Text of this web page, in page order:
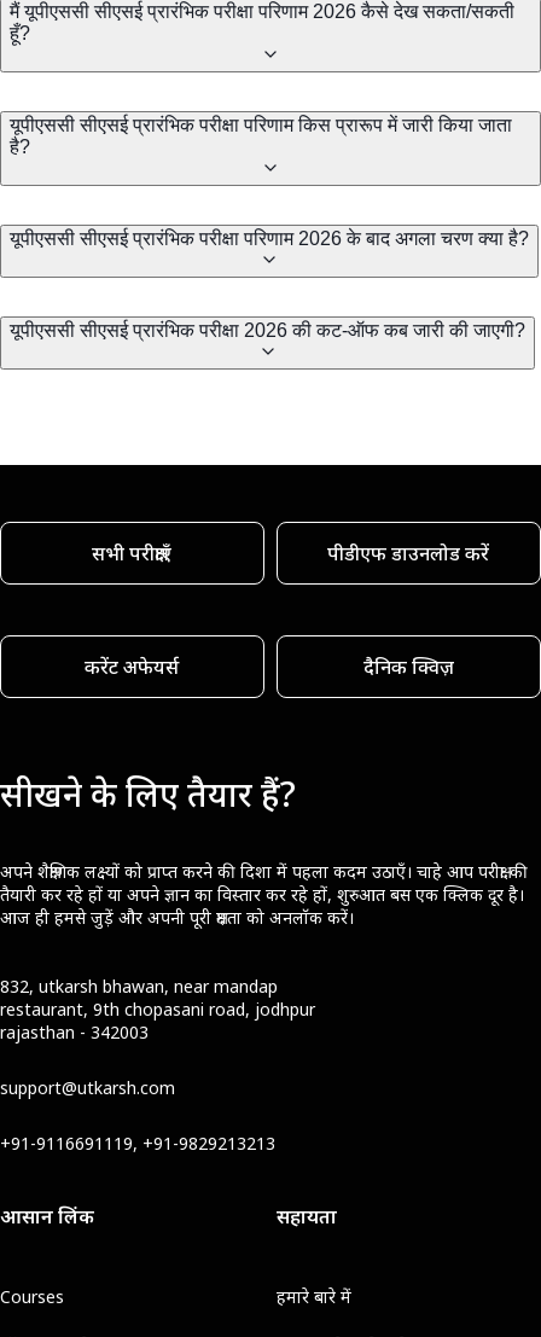
मैं यूपीएससी सीएसई प्रारंभिक परीक्षा परिणाम 2026 कैसे देख सकता/सकती
हूँ?
यूपीएससी सीएसई प्रारंभिक परीक्षा परिणाम किस प्रारूप में जारी किया जाता
है?
यूपीएससी सीएसई प्रारंभिक परीक्षा परिणाम 2026 के बाद अगला चरण क्या है?
यूपीएससी सीएसई प्रारंभिक परीक्षा 2026 की कट-ऑफ कब जारी की जाएगी?
सभी परीक्षाएँ पीडीएफ डाउनलोड करें
करेंट अफेयर्स दैनिक क्विज़
सीखने के लिए तैयार हैं?
अपने शैक्षणिक लक्ष्यों को प्राप्त करने की दिशा में पहला कदम उठाएँ। चाहे आप परीक्षा की
तैयारी कर रहे हों या अपने ज्ञान का विस्तार कर रहे हों, शुरुआत बस एक क्लिक दूर है।
आज ही हमसे जुड़ें और अपनी पूरी क्षमता को अनलॉक करें।
832, utkarsh bhawan, near mandap
restaurant, 9th chopasani road, jodhpur
rajasthan - 342003
support@utkarsh.com
+91-9116691119, +91-9829213213
आसान लिंक
Courses
सहायता
हमारे बारे में